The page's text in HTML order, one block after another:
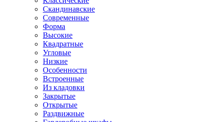
Скандинавские
Современные
Форма
Высокие
Квадратные
Угловые
Низкие
Особенности
Встроенные
Из кладовки
Закрытые
Открытые
Раздвижные